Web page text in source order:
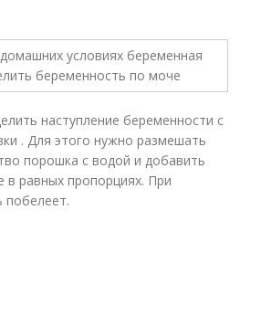
наступление беременности с
. Для этого нужно размешать
порошка с водой и добавить
в равных пропорциях. При
побелеет.